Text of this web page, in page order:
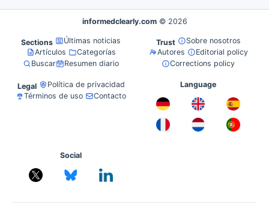
informedclearly.com © 2026
Sections
Últimas noticias
Artículos
Categorías
Buscar
Resumen diario
Trust
Sobre nosotros
Autores
Editorial policy
Corrections policy
Legal
Política de privacidad
Términos de uso
Contacto
Language
Social